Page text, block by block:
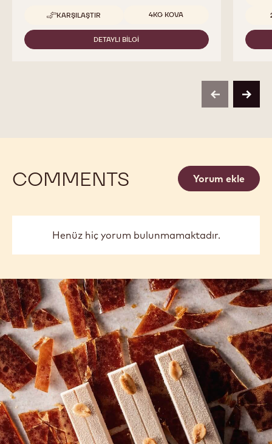
KARŞILAŞTIR
-
COCOA
BUTTER
Uygun boyutlar
4KG KOVA
DETAYLI BILGI
-
previousnext
COMMENTS Yorum ekle
Henüz hiç yorum bulunmamaktadır.